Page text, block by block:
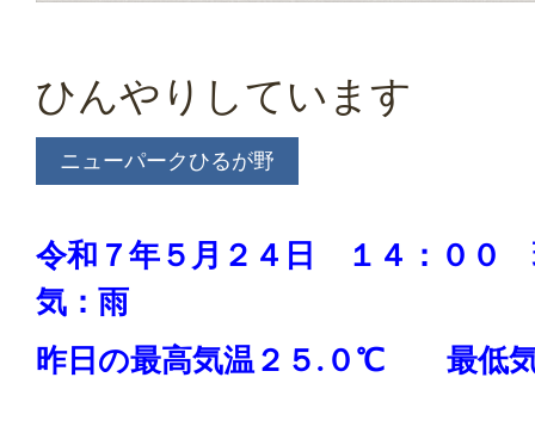
ひんやりしています
ニューパークひるが野
令和７年５月２４ 日 １４：００
気：雨
昨日の最高気温２５.０ ℃ 最低気